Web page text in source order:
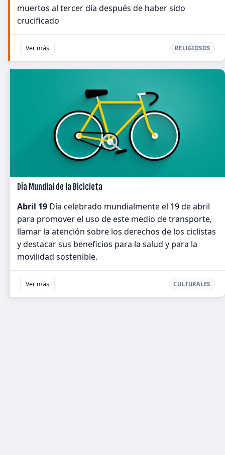
muertos al tercer día después de haber sido
crucificado
Ver más RELIGIOSOS
Día Mundial de la Bicicleta
Abril 19 Día celebrado mundialmente el 19 de abril
para promover el uso de este medio de transporte,
llamar la atención sobre los derechos de los ciclistas
y destacar sus beneficios para la salud y para la
movilidad sostenible.
Ver más CULTURALES